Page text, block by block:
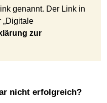
genannt. Der Link in
„Digitale
zur